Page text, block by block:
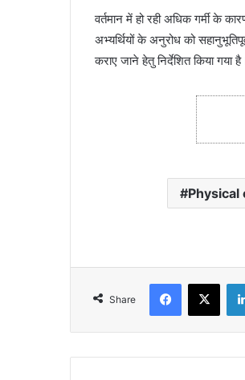
वर्तमान में हो रही अधिक गर्मी के
अभ्यर्थियों के अनुरोध को
कराए जाने हेतु निर्देशित किया गया
Physical
Share